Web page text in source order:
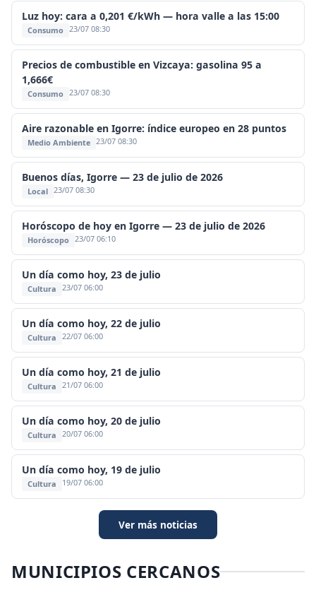
Luz hoy: cara a 0,201 €/kWh — hora valle a las 15:00
Consumo 23/07 08:30
Precios de combustible en Vizcaya: gasolina 95 a
1,666€
Consumo 23/07 08:30
Aire razonable en Igorre: índice europeo en 28 puntos
Medio Ambiente 23/07 08:30
Buenos días, Igorre — 23 de julio de 2026
Local 23/07 08:30
Horóscopo de hoy en Igorre — 23 de julio de 2026
Horóscopo 23/07 06:10
Un día como hoy, 23 de julio
Cultura 23/07 06:00
Un día como hoy, 22 de julio
Cultura 22/07 06:00
Un día como hoy, 21 de julio
Cultura 21/07 06:00
Un día como hoy, 20 de julio
Cultura 20/07 06:00
Un día como hoy, 19 de julio
Cultura 19/07 06:00
Ver más noticias
MUNICIPIOS CERCANOS